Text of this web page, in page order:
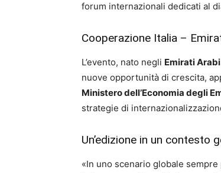
forum internazionali dedicati al
Cooperazione Italia –
L’evento, nato negli Emirati
nuove opportunità di crescita,
Ministero dell’Economia degli
strategie di
Un’edizione in un contesto
«In uno scenario globale